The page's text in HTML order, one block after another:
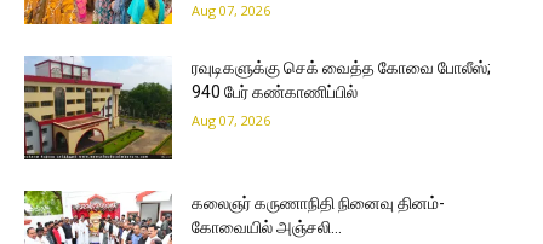
Aug 07, 2026
ரவுடிகளுக்கு செக் வைத்த கோவை போலீஸ்;
940 பேர் கண்காணிப்பில்
Aug 07, 2026
கலைஞர் கருணாநிதி நினைவு தினம்-
கோவையில் அஞ்சலி…